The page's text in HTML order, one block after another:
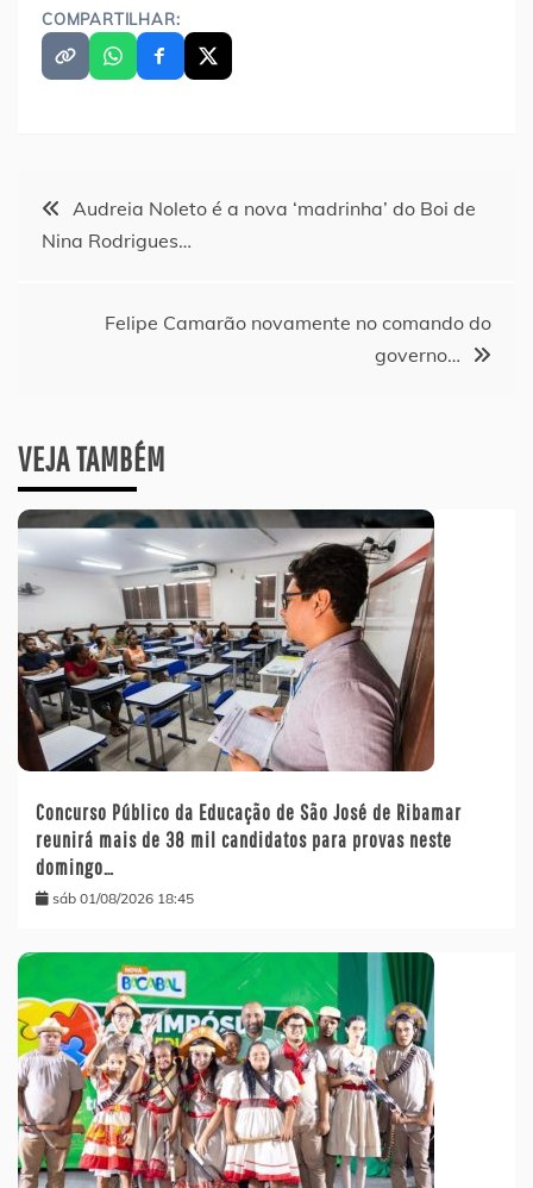
COMPARTILHAR:
Navegação
Audreia Noleto é a nova ‘madrinha’ do Boi de
Nina Rodrigues…
Felipe Camarão novamente no comando do
governo…
VEJA TAMBÉM
Concurso Público da Educação de São José de Ribamar
reunirá mais de 38 mil candidatos para provas neste
domingo…
sáb 01/08/2026 18:45